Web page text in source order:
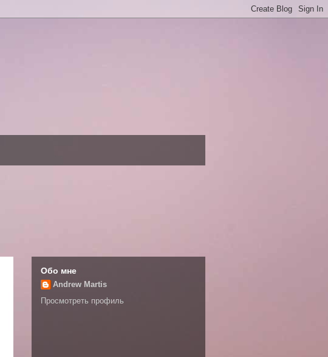
Обо мне
Andrew Martis
Просмотреть профиль